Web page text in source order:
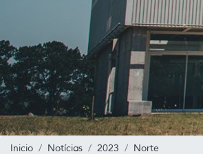
Inicio Notícias 2023
Norte